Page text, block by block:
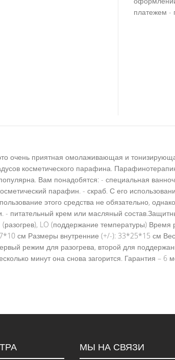
платежем -
очень приятная омолаживающая и
косметического парафина.
Вам понадобятся: - специальная
парафин. - скраб. С его
этого средства не обязательно,
питательный крем или масляный
LO (поддержание температуры) Время
см Размеры внутренние (+/-): 33*25*15 см
режим для разогрева, второй для
минут она снова загорится. Гарантия – 6
МЫ НА СВЯЗИ